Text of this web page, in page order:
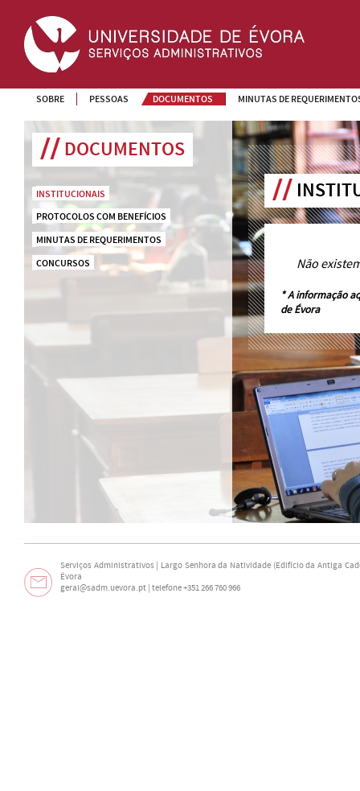
SOBRE PESSOAS DOCUMENTOS MINUTAS DE
DOCUMENTOS
INSTITUCIONAIS
PROTOCOLOS COM BENEFÍCIOS
MINUTAS DE REQUERIMENTOS
CONCURSOS
Não
* A informação
de Évora
Serviços Administrativos | Largo Senhora da Natividade (Edifício da Antiga
Évora
geral@sadm.uevora.pt | telefone +351 266 760 966